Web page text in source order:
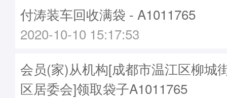
付涛装车回收满袋 - A1011765
2020-10-10 15:17:53
会员(家)从机构[成都市温江区柳城
区居委会]领取袋子A1011765